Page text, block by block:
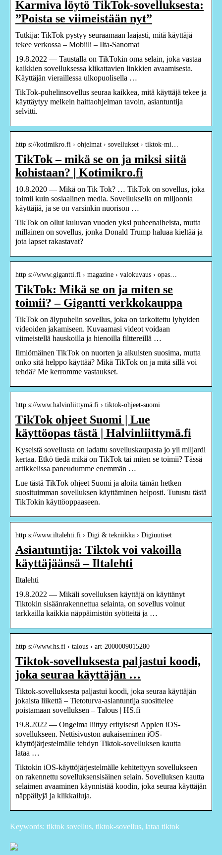
Karmiva löytö TikTok-sovelluksesta:
”Poista se viimeistään nyt”
Tutkija: TikTok pystyy seuraamaan laajasti, mitä käyttäjä
tekee verkossa – Mobiili – Ilta-Sanomat
19.8.2022 — Taustalla on TikTokin oma selain, joka vastaa
kaikkien sovelluksessa klikattavien linkkien avaamisesta.
Käyttäjän vieraillessa ulkopuolisella …
TikTok-puhelinsovellus seuraa kaikkea, mitä käyttäjä tekee ja
käyttäytyy melkein haittaohjelman tavoin, asiantuntija
selvitti.
http s://kotimikro.fi › ohjelmat › sovellukset › tiktok-mi…
TikTok – mikä se on ja miksi siitä
kohistaan? | Kotimikro.fi
10.8.2020 — Mikä on Tik Tok? … TikTok on sovellus, joka
toimii kuin sosiaalinen media. Sovelluksella on miljoonia
käyttäjiä, ja se on varsinkin nuorison …
TikTok on ollut kuluvan vuoden yksi puheenaiheista, mutta
millainen on sovellus, jonka Donald Trump haluaa kieltää ja
jota lapset rakastavat?
http s://www.gigantti.fi › magazine › valokuvaus › opas…
TikTok: Mikä se on ja miten se
toimii? – Gigantti verkkokauppa
TikTok on älypuhelin sovellus, joka on tarkoitettu lyhyiden
videoiden jakamiseen. Kuvaamasi videot voidaan
viimeistellä hauskoilla ja hienoilla filttereillä …
Ilmiömäinen TikTok on nuorten ja aikuisten suosima, mutta
onko sitä helppo käyttää? Mikä TikTok on ja mitä sillä voi
tehdä? Me kerromme vastaukset.
http s://www.halvinliittymä.fi › tiktok-ohjeet-suomi
TikTok ohjeet Suomi | Lue
käyttöopas tästä | Halvinliittymä.fi
Kyseistä sovellusta on ladattu sovelluskaupasta jo yli miljardi
kertaa. Etkö tiedä mikä on TikTok tai miten se toimii? Tässä
artikkelissa paneudumme enemmän …
Lue tästä TikTok ohjeet Suomi ja aloita tämän hetken
suosituimman sovelluksen käyttäminen helposti. Tutustu tästä
TikTokin käyttöoppaaseen.
http s://www.iltalehti.fi › Digi & tekniikka › Digiuutiset
Asiantuntija: Tiktok voi vakoilla
käyttäjäänsä – Iltalehti
Iltalehti
19.8.2022 — Mikäli sovelluksen käyttäjä on käyttänyt
Tiktokin sisäänrakennettua selainta, on sovellus voinut
tarkkailla kaikkia näppäimistön syötteitä ja …
http s://www.hs.fi › talous › art-2000009015280
Tiktok-sovelluksesta paljastui koodi,
joka seuraa käyttäjän …
Tiktok-sovelluksesta paljastui koodi, joka seuraa käyttäjän
jokaista liikettä – Tietoturva-asiantuntija suosittelee
poistamaan sovelluksen – Talous | HS.fi
19.8.2022 — Ongelma liittyy erityisesti Applen iOS-
sovellukseen. Nettisivuston aukaiseminen iOS-
käyttöjärjestelmälle tehdyn Tiktok-sovelluksen kautta
lataa …
Tiktokin iOS-käyttöjärjestelmälle kehitettyyn sovellukseen
on rakennettu sovelluksensisäinen selain. Sovelluksen kautta
selaimen avaaminen käynnistää koodin, joka seuraa käyttäjän
näppäilyjä ja klikkailuja.
Keywords: tiktok sovellus, tiktok-sovellus, lataa tiktok